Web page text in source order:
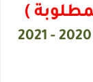
)
· الوظائف لخريجي عام ( 2019 - 2020 - 2021